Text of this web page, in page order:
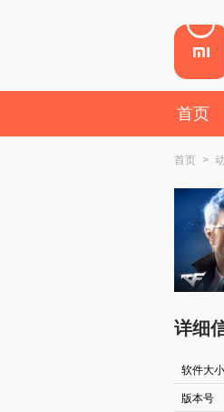
首页
首页 >
详细
软件大小
版本号